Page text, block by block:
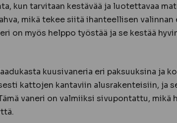
kun tarvitaan kestävää ja luotettavaa
mikä tekee siitä ihanteellisen
on myös helppo työstää ja se kestää
kuusivaneria eri paksuuksina ja
kattojen kantaviin alusrakenteisiin, ja
vaneri on valmiiksi sivupontattu, mikä